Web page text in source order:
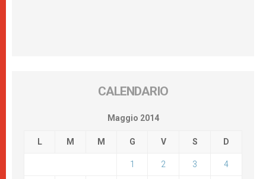
CALENDARIO
Maggio 2014
L M M G V S D
1 2 3 4